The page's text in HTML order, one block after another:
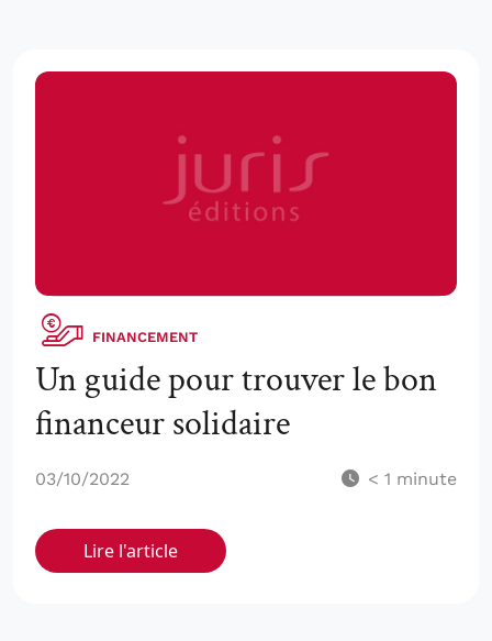
FINANCEMENT
Un guide pour trouver le bon
financeur solidaire
03/10/2022 < 1 minute
Lire l'article